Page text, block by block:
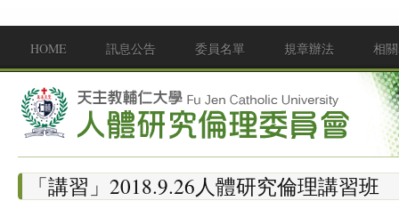
Main menu
HOME 訊息公告 委員名單 規章辦法 相
「講習」2018.9.26人體研究倫理講習班